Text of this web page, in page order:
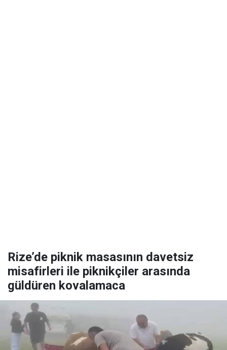
Rize’de piknik masasının davetsiz
misafirleri ile piknikçiler arasında
güldüren kovalamaca